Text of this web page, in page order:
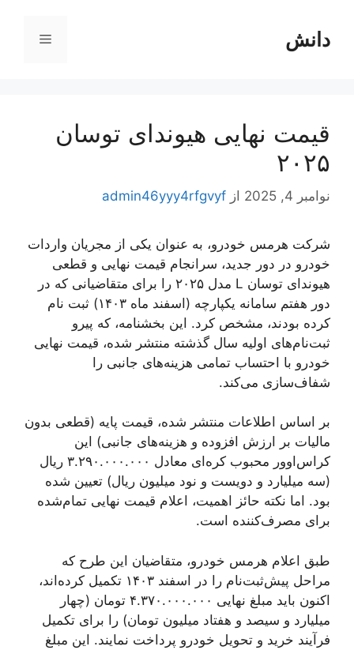
محتوادانش فهرست
قیمت نهایی هیوندای توسان
۲۰۲۵
نوامبر 4, 2025 از admin46yyy4rfgvyf
شرکت هرمس خودرو، به عنوان یکی از مجریان واردات
خودرو در دور جدید، سرانجام قیمت نهایی و قطعی
هیوندای توسان L مدل ۲۰۲۵ را برای متقاضیانی که در
دور هفتم سامانه یکپارچه (اسفند ماه ۱۴۰۳) ثبت نام
کرده بودند، مشخص کرد. این بخشنامه، که پیرو
ثبت‌نام‌های اولیه سال گذشته منتشر شده، قیمت نهایی
خودرو با احتساب تمامی هزینه‌های جانبی را
شفاف‌سازی می‌کند.
بر اساس اطلاعات منتشر شده، قیمت پایه (قطعی بدون
مالیات بر ارزش افزوده و هزینه‌های جانبی) این
کراس‌اوور محبوب کره‌ای معادل ۳.۲۹۰.۰۰۰.۰۰۰ ریال
(سه میلیارد و دویست و نود میلیون ریال) تعیین شده
بود. اما نکته حائز اهمیت، اعلام قیمت نهایی تمام‌شده
برای مصرف‌کننده است.
طبق اعلام هرمس خودرو، متقاضیان این طرح که
مراحل پیش‌ثبت‌نام را در اسفند ۱۴۰۳ تکمیل کرده‌اند،
اکنون باید مبلغ نهایی ۴.۳۷۰.۰۰۰.۰۰۰ تومان (چهار
میلیارد و سیصد و هفتاد میلیون تومان) را برای تکمیل
فرآیند خرید و تحویل خودرو پرداخت نمایند. این مبلغ